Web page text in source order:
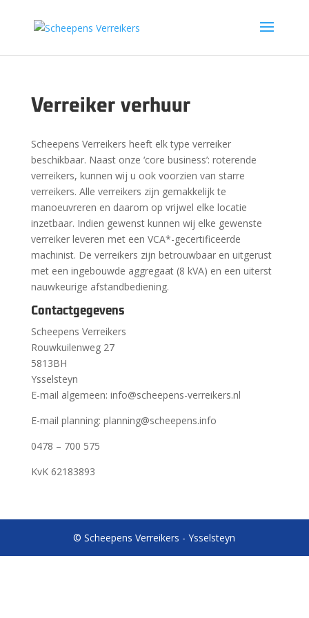
Verreiker verhuur
Scheepens Verreikers heeft elk type verreiker
beschikbaar. Naast onze ‘core business’: roterende
verreikers, kunnen wij u ook voorzien van starre
verreikers. Alle verreikers zijn gemakkelijk te
manoeuvreren en daarom op vrijwel elke locatie
inzetbaar. Indien gewenst kunnen wij elke gewenste
verreiker leveren met een VCA*-gecertificeerde
machinist. De verreikers zijn betrouwbaar en uitgerust
met een ingebouwde aggregaat (8 kVA) en een uiterst
nauwkeurige afstandbediening.
Contactgegevens
Scheepens Verreikers
Rouwkuilenweg 27
5813BH
Ysselsteyn
E-mail algemeen: info@scheepens-verreikers.nl
E-mail planning: planning@scheepens.info
0478 – 700 575
KvK 62183893
© Scheepens Verreikers - Ysselsteyn